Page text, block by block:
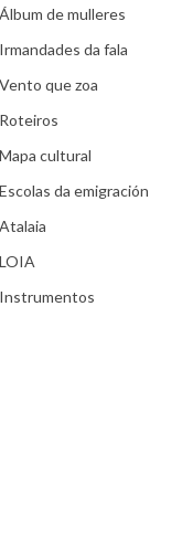
Álbum de mulleres
Irmandades da fala
Vento que zoa
Roteiros
Mapa cultural
Escolas da emigración
Atalaia
LOIA
Instrumentos